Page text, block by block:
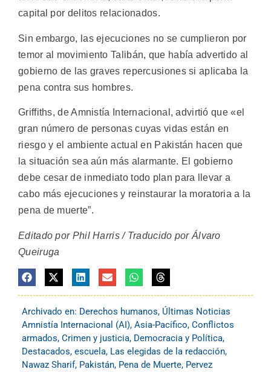
capital por delitos relacionados.
Sin embargo, las ejecuciones no se cumplieron por
temor al movimiento Talibán, que había advertido al
gobierno de las graves repercusiones si aplicaba la
pena contra sus hombres.
Griffiths, de Amnistía Internacional, advirtió que «el
gran número de personas cuyas vidas están en
riesgo y el ambiente actual en Pakistán hacen que
la situación sea aún más alarmante. El gobierno
debe cesar de inmediato todo plan para llevar a
cabo más ejecuciones y reinstaurar la moratoria a la
pena de muerte”.
Editado por Phil Harris / Traducido por Álvaro
Queiruga
Archivado en: Derechos humanos, Últimas Noticias
Amnistía Internacional (AI), Asia-Pacífico, Conflictos
armados, Crimen y justicia, Democracia y Política,
Destacados, escuela, Las elegidas de la redacción,
Nawaz Sharif, Pakistán, Pena de Muerte, Pervez